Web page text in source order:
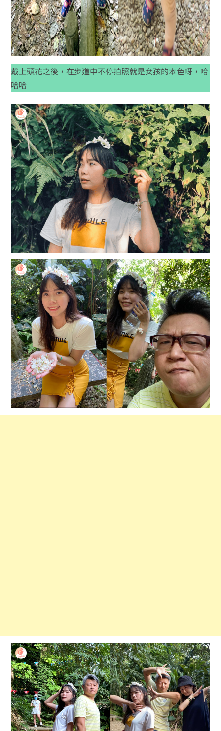
戴上頭花之後，在步道中不停拍照就是女孩的本色呀，哈
哈哈